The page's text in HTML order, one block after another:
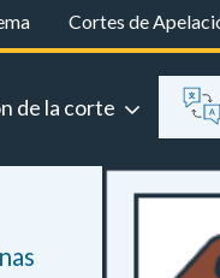
Cortes de
de la corte